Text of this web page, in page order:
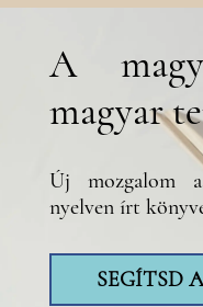
A
magyar
Új mozgalom
nyelven írt
SEGÍTSD